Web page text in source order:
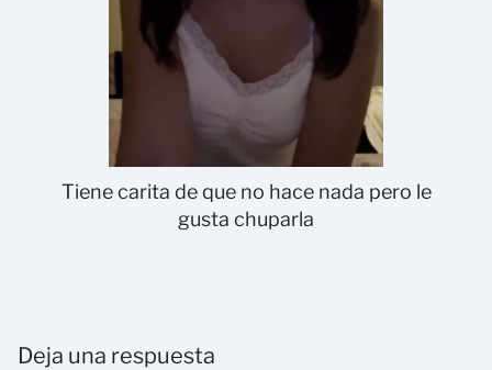
Tiene carita de que no hace nada pero le
gusta chuparla
Deja una respuesta